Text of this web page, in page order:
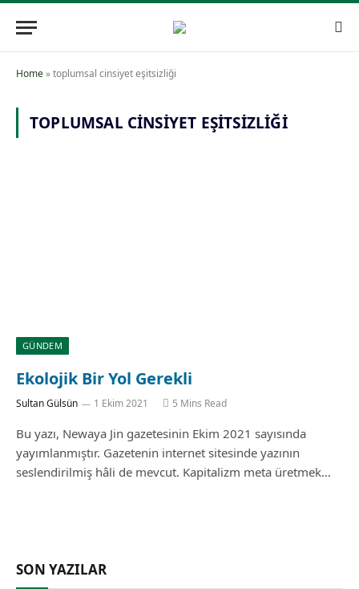
Home»toplumsal cinsiyet eşitsizliği
TOPLUMSAL CINSIYET EŞITSIZLIĞI
GÜNDEM
Ekolojik Bir Yol Gerekli
Sultan Gülsün 1 Ekim 2021 5 Mins Read
Bu yazı, Newaya Jin gazetesinin Ekim 2021 sayısında
yayımlanmıştır. Gazetenin internet sitesinde yazının
seslendirilmiş hâli de mevcut. Kapitalizm meta üretmek…
SON YAZILAR